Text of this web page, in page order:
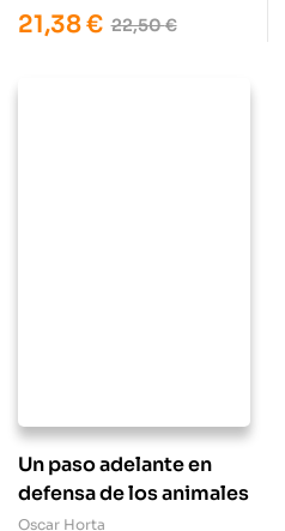
22,50€
21,38€
Un paso adelante en
defensa de los animales
Oscar Horta